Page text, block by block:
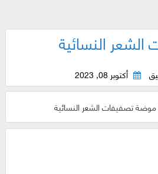
النسائية
أكتوبر 08, 2023
موضة تصفيفات الشعر النسائية